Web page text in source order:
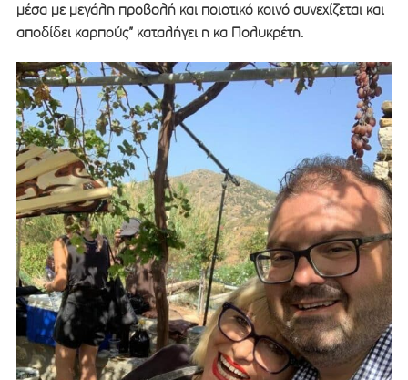
μέσα με μεγάλη προβολή και ποιοτικό κοινό συνεχίζεται και
αποδίδει καρπούς” καταλήγει η κα Πολυκρέτη.